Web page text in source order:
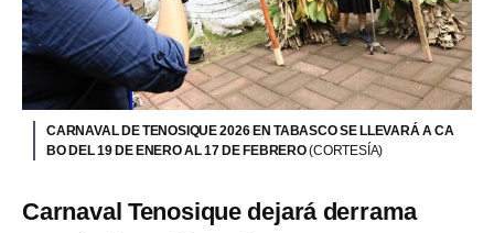
CARNAVAL DE TENOSIQUE 2026 EN TABASCO SE LLEVARÁ A CA
BO DEL 19 DE ENERO AL 17 DE FEBRERO(CORTESÍA)
Carnaval Tenosique dejará derrama